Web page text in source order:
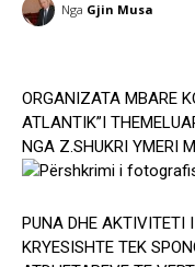
Nga Gjin Musa
ORGANIZATA MBARE
ATLANTIK”I
NGA Z.SHUKRI YMERI
PUNA DHE AKTIVITETI
KRYESISHTE TEK